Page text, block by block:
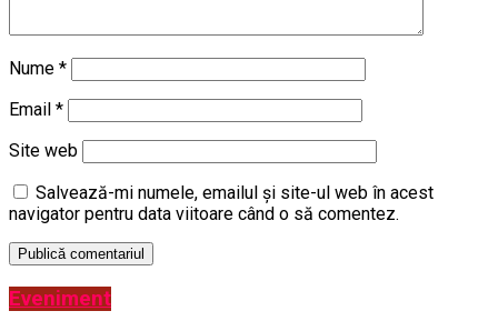
Nume *
Email *
Site web
Salvează-mi numele, emailul și site-ul web în acest
navigator pentru data viitoare când o să comentez.
Eveniment